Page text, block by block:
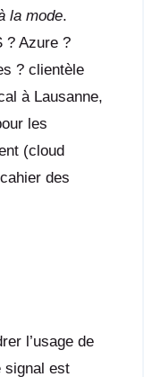
la mode.
? Azure ?
? clientèle
à Lausanne,
les
(cloud
des
l’usage de
signal est